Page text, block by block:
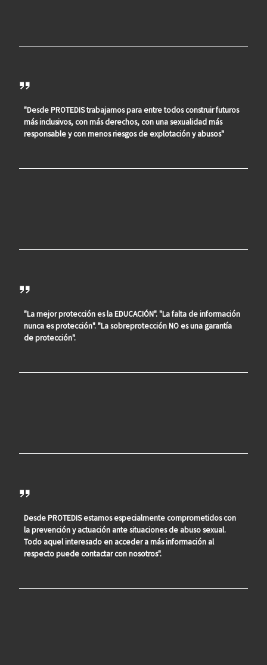
"Desde PROTEDIS trabajamos para entre todos construir futuros
más inclusivos, con más derechos, con una sexualidad más
responsable y con menos riesgos de explotación y abusos"
"La mejor protección es la EDUCACIÓN". "La falta de información
nunca es protección". "La sobreprotección NO es una garantía
de protección".
Desde PROTEDIS estamos especialmente comprometidos con
la prevención y actuación ante situaciones de abuso sexual.
Todo aquel interesado en acceder a más información al
respecto puede contactar con nosotros".